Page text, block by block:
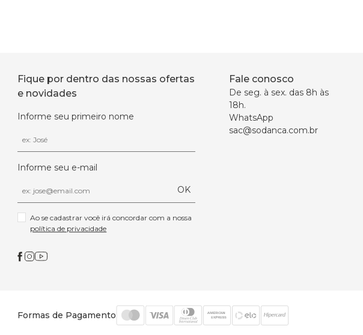
Fique por dentro das nossas ofertas
e novidades
Informe seu primeiro nome
Informe seu e-mail
OK
política de privacidade
Fale conosco
De seg. à sex. das 8h às
18h.
WhatsApp
sac@sodanca.com.br
Formas de Pagamento